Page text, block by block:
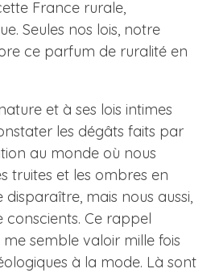
France rurale,
Seules nos lois, notre
ce parfum de ruralité en
et à ses lois intimes
les dégâts faits par
au monde où nous
truites et les ombres en
mais nous aussi,
Ce rappel
semble valoir mille fois
à la mode. Là sont